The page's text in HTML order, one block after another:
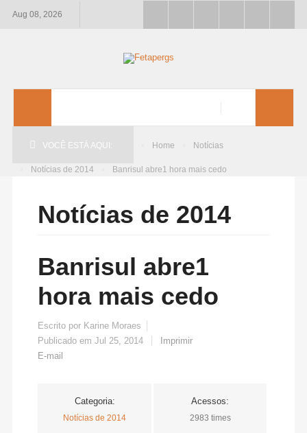
Aug 08, 2026
VOCÊ ESTÁ AQUI: Home Notícias
Notícias de 2014 Banrisul abre1 hora mais cedo
Notícias de 2014
Banrisul abre1
hora mais cedo
Escrito por Karine Moraes
Publicado emJul 25, 2014
Imprimir
E-mail
Categoria:
Notícias de 2014
Acessos:
2983 times